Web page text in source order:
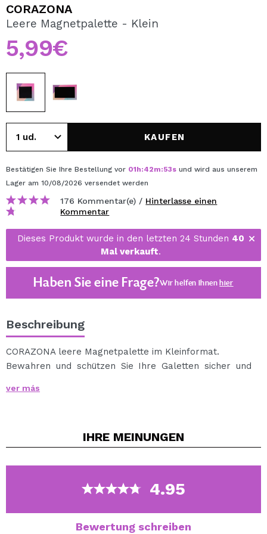
REGISTRIEREN
Durch die Erstellung eines Kontos bei Maquillalia.de
können Sie Ihre Einkäufe schnell tätigen, den Status Ihrer
einsehen.
CORAZONA
Leere Magnetpalette - Klein
5,99€
KAUFEN
Bestätigen Sie Ihre Bestellung vor 01h:42m:53s und wird aus unserem
Lager am 10/08/2026 versendet werden
176 Kommentar(e) / Hinterlasse einen
Kommentar
Dieses Produkt wurde in den letzten 24 Stunden 40
Mal verkauft.
Haben Sie eine Frage?Wir helfen Ihnenhier
Beschreibung
CORAZONA leere Magnetpalette im Kleinformat.
Bewahren und schützen Sie Ihre Galetten sicher und
Magnetpaddel.
Lidschattengöttchen derselben Marke CORAZONA
hinzufügen können.
Die Kapazität dieses Magnetpaddels beträgt 9 Galetten
ver más
IHRE MEINUNGEN
4.95
Bewertung schreiben